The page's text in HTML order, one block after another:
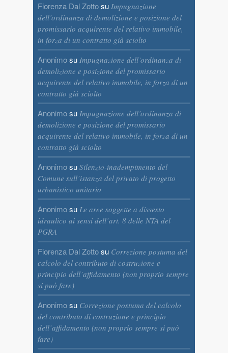
Fiorenza Dal Zottosu Impugnazione
dell’ordinanza di demolizione e posizione del
promissario acquirente del relativo immobile,
in forza di un contratto già sciolto
Anonimosu Impugnazione dell’ordinanza di
demolizione e posizione del promissario
acquirente del relativo immobile, in forza di un
contratto già sciolto
Anonimosu Impugnazione dell’ordinanza di
demolizione e posizione del promissario
acquirente del relativo immobile, in forza di un
contratto già sciolto
Anonimosu Silenzio-inadempimento del
Comune sull’istanza del privato di progetto
urbanistico unitario
Anonimosu Le aree soggette a dissesto
idraulico ai sensi dell’art. 8 delle NTA del
PGRA
Fiorenza Dal Zottosu Correzione postuma del
calcolo del contributo di costruzione e
principio dell’affidamento (non proprio sempre
si può fare)
Anonimosu Correzione postuma del calcolo
del contributo di costruzione e principio
dell’affidamento (non proprio sempre si può
fare)